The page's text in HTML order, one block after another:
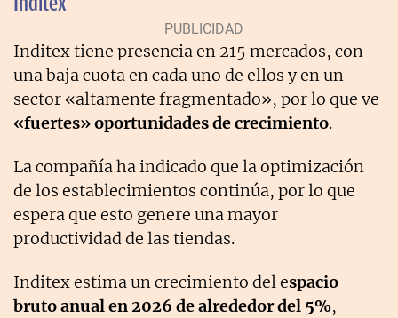
Inditex tiene presencia en 215 mercados, con
una baja cuota en cada uno de ellos y en un
sector «altamente fragmentado», por lo que ve
«fuertes» oportunidades de crecimiento.
La compañía ha indicado que la optimización
de los establecimientos continúa, por lo que
espera que esto genere una mayor
productividad de las tiendas.
Inditex estima un crecimiento del espacio
bruto anual en 2026 de alrededor del 5%,